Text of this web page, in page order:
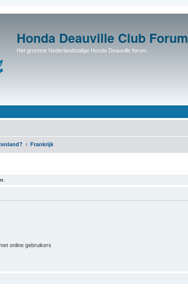
Honda Deauville Club Forum
Het grootste Nederlandstalige Honda Deauville forum.
Frankrijk
online gebruikers